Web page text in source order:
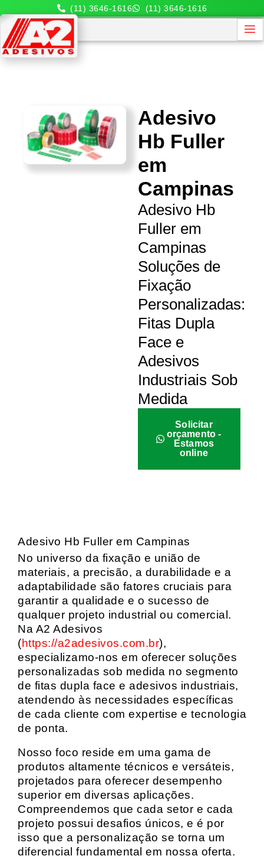
(11) 3646-1616 (11) 3646-1616
Adesivo
Hb Fuller
em
Campinas
Adesivo Hb
Fuller em
Campinas
Soluções de
Fixação
Personalizadas:
Fitas Dupla
Face e
Adesivos
Industriais Sob
Medida
Solicitar
orçamento -
Estamos
online
Adesivo Hb Fuller em Campinas
No universo da fixação e união de
materiais, a precisão, a durabilidade e a
adaptabilidade são fatores cruciais para
garantir a qualidade e o sucesso de
qualquer projeto industrial ou comercial.
Na A2 Adesivos
(https://a2adesivos.com.br),
especializamo-nos em oferecer soluções
personalizadas sob medida no segmento
de fitas dupla face e adesivos industriais,
atendendo às necessidades específicas
de cada cliente com expertise e tecnologia
de ponta.
Nosso foco reside em uma gama de
produtos altamente técnicos e versáteis,
projetados para oferecer desempenho
superior em diversas aplicações.
Compreendemos que cada setor e cada
projeto possui desafios únicos, e é por
isso que a personalização se torna um
diferencial fundamental em nossa oferta.